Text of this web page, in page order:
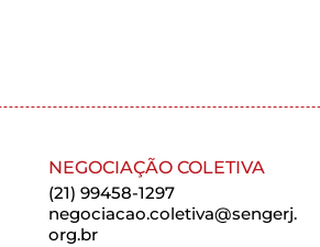
NEGOCIAÇÃO COLETIVA
(21) 99458-1297
negociacao.coletiva@sengerj.
org.br